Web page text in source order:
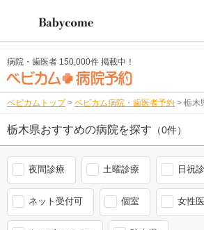
病院・歯医者 150,000件 掲載中！
ベビカムトップ > ベビカム病院・歯医者予約 > 栃木
栃木県おすすめの病院を探す （0件）
夜間診療 土曜診療 日祝
ネット受付可 個室 女性